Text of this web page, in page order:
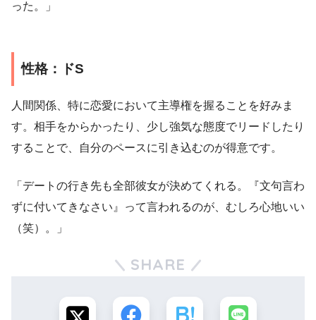
った。」
性格：ドS
人間関係、特に恋愛において主導権を握ることを好みま
す。相手をからかったり、少し強気な態度でリードしたり
することで、自分のペースに引き込むのが得意です。
「デートの行き先も全部彼女が決めてくれる。『文句言わ
ずに付いてきなさい』って言われるのが、むしろ心地いい
（笑）。」
SHARE